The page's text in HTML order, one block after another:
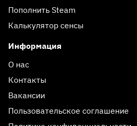
Пополнить Steam
Калькулятор сенсы
Информация
О нас
Контакты
Вакансии
Пользовательское соглашение